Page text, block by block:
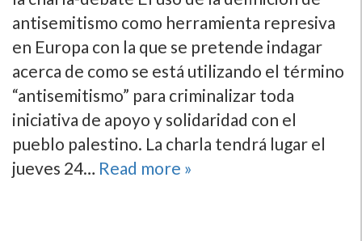
antisemitismo como herramienta represiva
en Europa con la que se pretende indagar
acerca de como se está utilizando el término
“antisemitismo” para criminalizar toda
iniciativa de apoyo y solidaridad con el
pueblo palestino. La charla tendrá lugar el
jueves 24… Read more »